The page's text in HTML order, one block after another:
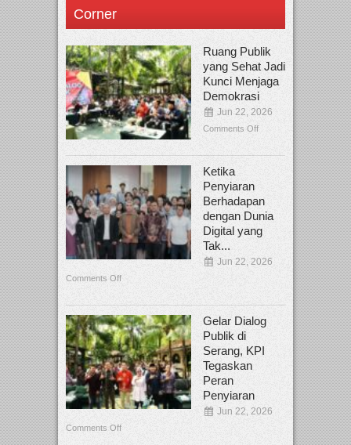
Corner
Ruang Publik
yang Sehat Jadi
Kunci Menjaga
Demokrasi
Jun 22, 2026
Comments Off
Ketika
Penyiaran
Berhadapan
dengan Dunia
Digital yang
Tak...
Jun 22, 2026
Comments Off
Gelar Dialog
Publik di
Serang, KPI
Tegaskan
Peran
Penyiaran
Jun 22, 2026
Comments Off